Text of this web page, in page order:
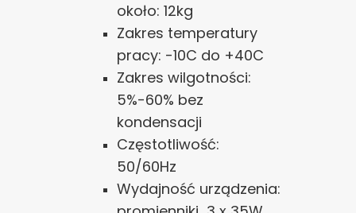
około: 12kg
Zakres temperatury
pracy: -10C do +40C
Zakres wilgotności:
5%-60% bez
kondensacji
Częstotliwość:
50/60Hz
Wydajność urządzenia: